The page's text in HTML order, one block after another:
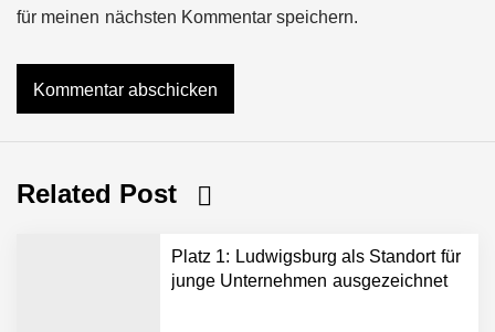
für meinen nächsten Kommentar speichern.
Related Post
Platz 1: Ludwigsburg als Standort für
junge Unternehmen ausgezeichnet